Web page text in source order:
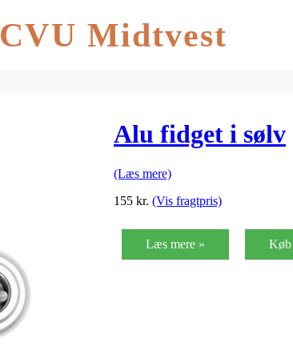
CVU Midtvest
Alu fidget i sølv
(Læs mere)
155 kr. (Vis fragtpris)
Læs mere » Køb